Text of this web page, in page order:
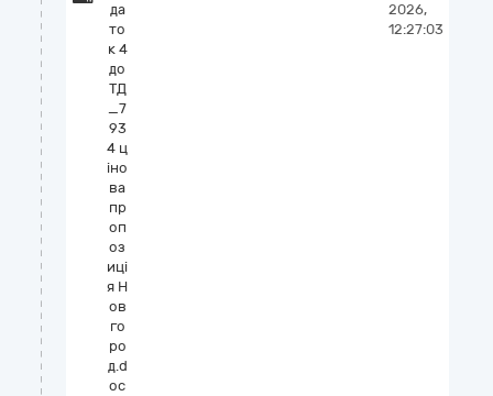
да
то
к 4
до
ТД
_7
93
4 ц
іно
ва
пр
оп
оз
иці
я Н
ов
го
ро
д.d
oc
2026,
12:27:03